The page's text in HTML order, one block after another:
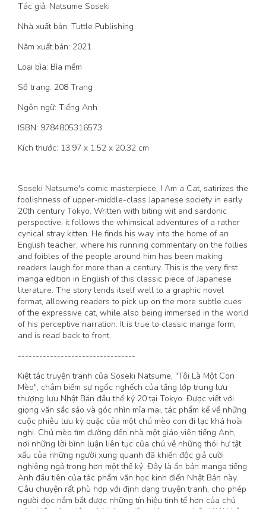
Tác giả: Natsume Soseki
Nhà xuất bản: Tuttle Publishing
Năm xuất bản: 2021
Loại bìa: Bìa mềm
Số trang: 208 Trang
Ngôn ngữ: Tiếng Anh
ISBN: 9784805316573
Kích thước: 13.97 x 1.52 x 20.32 cm
Soseki Natsume's comic masterpiece, I Am a Cat, satirizes the
foolishness of upper-middle-class Japanese society in early
20th century Tokyo. Written with biting wit and sardonic
perspective, it follows the whimsical adventures of a rather
cynical stray kitten. He finds his way into the home of an
English teacher, where his running commentary on the follies
and foibles of the people around him has been making
readers laugh for more than a century. This is the very first
manga edition in English of this classic piece of Japanese
literature. The story lends itself well to a graphic novel
format, allowing readers to pick up on the more subtle cues
of the expressive cat, while also being immersed in the world
of his perceptive narration. It is true to classic manga form,
and is read back to front.
---------------------------------
Kiệt tác truyện tranh của Soseki Natsume, "Tôi Là Một Con
Mèo", châm biếm sự ngốc nghếch của tầng lớp trung lưu
thượng lưu Nhật Bản đầu thế kỷ 20 tại Tokyo. Được viết với
giọng văn sắc sảo và góc nhìn mỉa mai, tác phẩm kể về những
cuộc phiêu lưu kỳ quặc của một chú mèo con đi lạc khá hoài
nghi. Chú mèo tìm đường đến nhà một giáo viên tiếng Anh,
nơi những lời bình luận liên tục của chú về những thói hư tật
xấu của những người xung quanh đã khiến độc giả cười
nghiêng ngả trong hơn một thế kỷ. Đây là ấn bản manga tiếng
Anh đầu tiên của tác phẩm văn học kinh điển Nhật Bản này.
Câu chuyện rất phù hợp với định dạng truyện tranh, cho phép
người đọc nắm bắt được những tín hiệu tinh tế hơn của chú